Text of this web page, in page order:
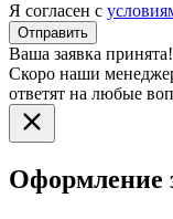
Я согласен с
Отправить
Ваша заявка принята!
Скоро наши
ответят на любые
Оформление